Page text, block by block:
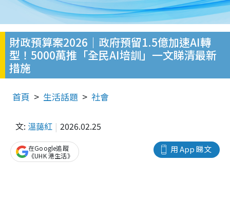
財政預算案2026｜政府預留1.5億加速AI轉
型！5000萬推「全民AI培訓」一文睇清最新
措施
首頁 生活話題 社會
文: 溫藹紅 2026.02.25
用 App 睇文
在Google追蹤
《UHK 港生活》